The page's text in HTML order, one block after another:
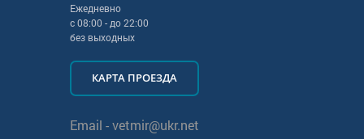
Ежедневно
с08:00 - до22:00
без выходных
КАРТА ПРОЕЗДА
Email -vetmir@ukr.net